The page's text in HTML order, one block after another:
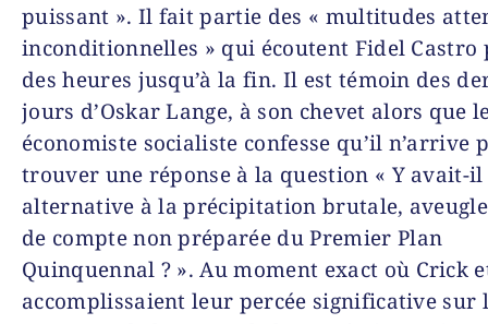
puissant ». Il fait partie des « multitudes
inconditionnelles » qui écoutent Fidel Castro
des heures jusqu’à la fin. Il est témoin des
jours d’Oskar Lange, à son chevet alors que
économiste socialiste confesse qu’il n’arrive
trouver une réponse à la question « Y avait-il
alternative à la précipitation brutale,
de compte non préparée du Premier Plan
Quinquennal ? ». Au moment exact où Crick
accomplissaient leur percée significative sur